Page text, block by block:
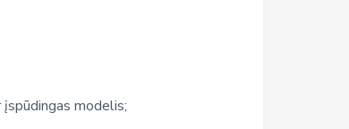
modelis;